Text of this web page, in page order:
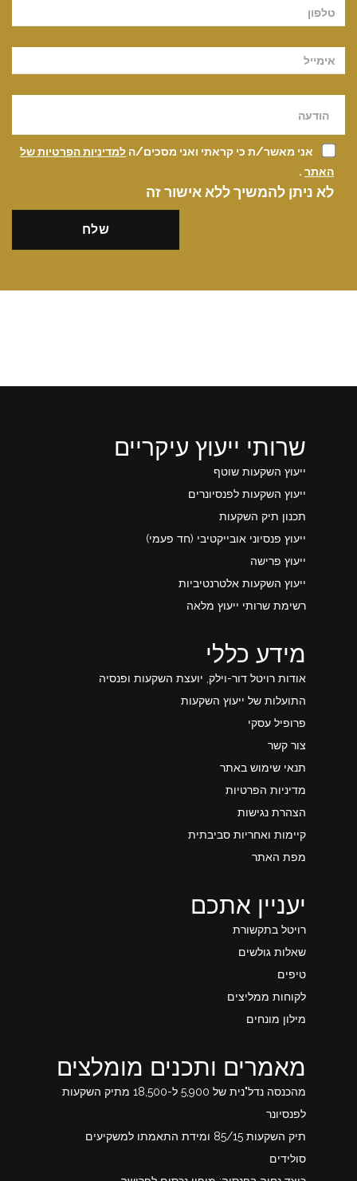
אני מאשר/ת כי קראתי ואני מסכים/ה למדיניות הפרטיות של
האתר .
לא ניתן להמשיך ללא אישור זה
שרותי ייעוץ עיקריים
ייעוץ השקעות שוטף
ייעוץ השקעות לפנסיונרים
תכנון תיק השקעות
ייעוץ פנסיוני אובייקטיבי (חד פעמי)
ייעוץ פרישה
ייעוץ השקעות אלטרנטיביות
רשימת שרותי ייעוץ מלאה
מידע כללי
אודות רויטל דור-וילק, יועצת השקעות ופנסיה
התועלות של ייעוץ השקעות
פרופיל עסקי
צור קשר
תנאי שימוש באתר
מדיניות הפרטיות
הצהרת נגישות
קיימות ואחריות סביבתית
מפת האתר
יעניין אתכם
רויטל בתקשורת
שאלות גולשים
טיפים
לקוחות ממליצים
מילון מונחים
מאמרים ותכנים מומלצים
מהכנסה נדל"נית של 5,900 ל-18,500 מתיק השקעות
לפנסיונר
תיק השקעות 85/15 ומידת התאמתו למשקיעים
סולידים